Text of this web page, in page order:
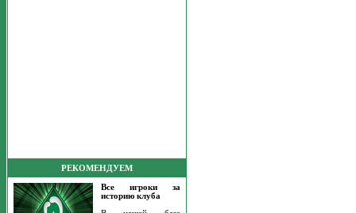
РЕКОМЕНДУЕМ
Все игроки за
историю клуба